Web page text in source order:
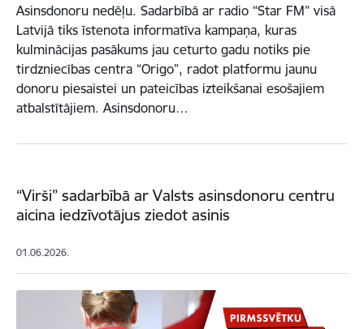
Asinsdonoru nedēļu. Sadarbībā ar radio “Star FM” visā
Latvijā tiks īstenota informatīva kampaņa, kuras
kulminācijas pasākums jau ceturto gadu notiks pie
tirdzniecības centra “Origo”, radot platformu jaunu
donoru piesaistei un pateicības izteikšanai esošajiem
atbalstītājiem. Asinsdonoru…
“Virši” sadarbībā ar Valsts asinsdonoru centru
aicina iedzīvotājus ziedot asinis
01.06.2026.